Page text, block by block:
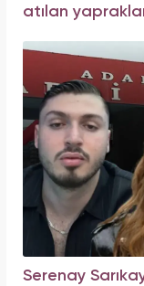
atılan
Serenay